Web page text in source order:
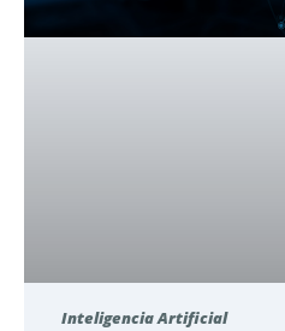
Inteligencia Artificial